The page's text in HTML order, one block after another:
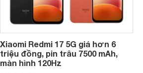
Xiaomi Redmi 17 5G giá hơn 6
triệu đồng, pin trâu 7500 mAh,
màn hình 120Hz